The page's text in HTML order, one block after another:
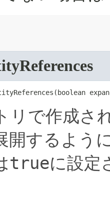
リで作成さ
開するよう
trueに設定